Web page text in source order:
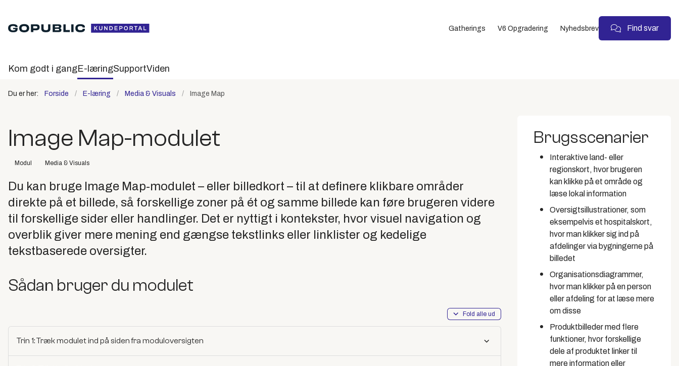
Gatherings V6 Opgradering Nyhedsbrev Find svar
Kom godt i gangE-læringSupportViden
Du er her: Forside E-læring Media & Visuals Image Map
Image Map-modulet
Modul Media & Visuals
Du kan bruge Image Map-modulet – eller billedkort – til at definere klikbare områder
direkte på et billede, så forskellige zoner på ét og samme billede kan føre brugeren videre
til forskellige sider eller handlinger. Det er nyttigt i kontekster, hvor visuel navigation og
overblik giver mere mening end gængse tekstlinks eller linklister og kedelige
tekstbaserede oversigter.
Sådan bruger du modulet
Fold alle ud
Trin 1: Træk modulet ind på siden fra moduloversigten
Brugsscenarier
Interaktive land- eller
regionskort, hvor brugeren
kan klikke på et område og
læse lokal information
Oversigtsillustrationer, som
eksempelvis et hospitalskort,
hvor man klikker sig ind på
afdelinger via bygningerne på
billedet
Organisationsdiagrammer,
hvor man klikker på en person
eller afdeling for at læse mere
om disse
Produktbilleder med flere
funktioner, hvor forskellige
dele af produktet linker til
mere information eller